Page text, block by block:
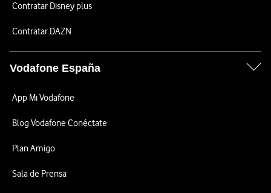
Contratar Disney plus
Contratar DAZN
Vodafone España
App Mi Vodafone
Blog Vodafone Conéctate
Plan Amigo
Sala de Prensa